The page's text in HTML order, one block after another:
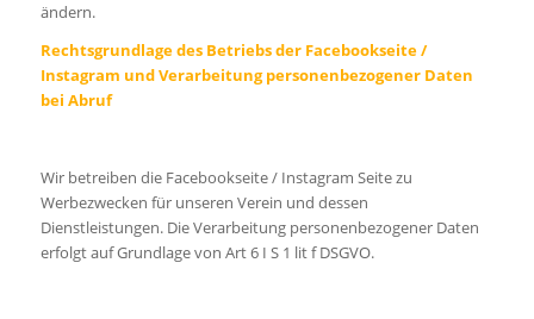
ändern.
Rechtsgrundlage des Betriebs der Facebookseite /
Instagram und Verarbeitung personenbezogener Daten
bei Abruf
Wir betreiben die Facebookseite / Instagram Seite zu
Werbezwecken für unseren Verein und dessen
Dienstleistungen. Die Verarbeitung personenbezogener Daten
erfolgt auf Grundlage von Art 6 I S 1 lit f DSGVO.